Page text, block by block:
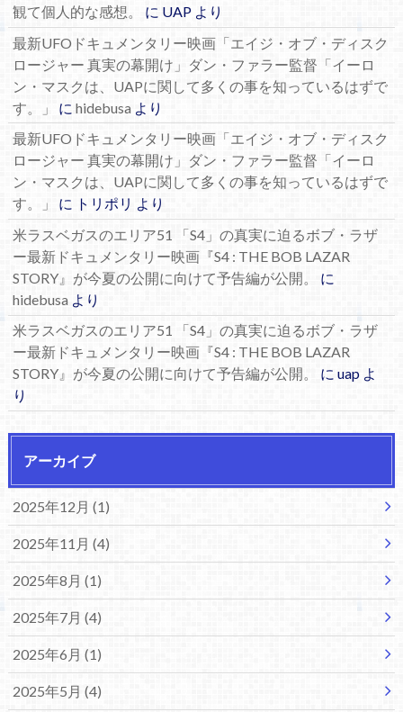
観て個人的な感想。
に UAPより
最新UFOドキュメンタリー映画「エイジ・オブ・ディスク
ロージャー 真実の幕開け」ダン・ファラー監督「イーロ
ン・マスクは、UAPに関して多くの事を知っているはずで
す。」
に hidebusaより
最新UFOドキュメンタリー映画「エイジ・オブ・ディスク
ロージャー 真実の幕開け」ダン・ファラー監督「イーロ
ン・マスクは、UAPに関して多くの事を知っているはずで
す。」
に トリポリ より
米ラスベガスのエリア51 「S4」の真実に迫るボブ・ラザ
ー最新ドキュメンタリー映画『S4 : THE BOB LAZAR
STORY』が今夏の公開に向けて予告編が公開。
に
hidebusaより
米ラスベガスのエリア51 「S4」の真実に迫るボブ・ラザ
ー最新ドキュメンタリー映画『S4 : THE BOB LAZAR
STORY』が今夏の公開に向けて予告編が公開。
に uapよ
り
アーカイブ
2025年12月 (1)
2025年11月 (4)
2025年8月 (1)
2025年7月 (4)
2025年6月 (1)
2025年5月 (4)